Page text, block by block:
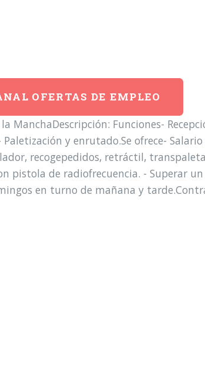
OFERTAS DE EMPLEO
ManchaDescripción: Funciones-
y enrutado.Se ofrece-
recogepedidos, retráctil,
pistola de radiofrecuencia. - Superar
en turno de mañana y